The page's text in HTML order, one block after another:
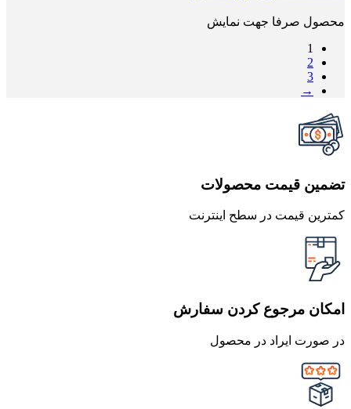
محصول صرفا جهت نمایش
1
2
3
→
تضمین قیمت محصولات
کمترین قیمت در سطح اینترنت
امکان مرجوع کردن سفارش
در صورت ایراد در محصول